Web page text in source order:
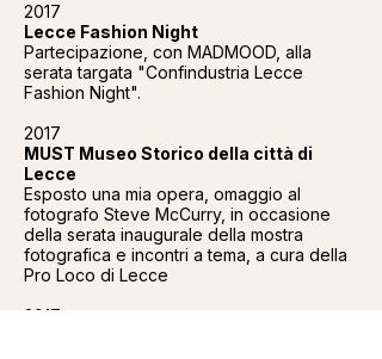
2017
Lecce Fashion Night
Partecipazione, con MADMOOD, alla
serata targata "Confindustria Lecce
Fashion Night".
2017
MUST Museo Storico della città di
Lecce
Esposto una mia opera, omaggio al
fotografo Steve McCurry, in occasione
della serata inaugurale della mostra
fotografica e incontri a tema, a cura della
Pro Loco di Lecce
2017